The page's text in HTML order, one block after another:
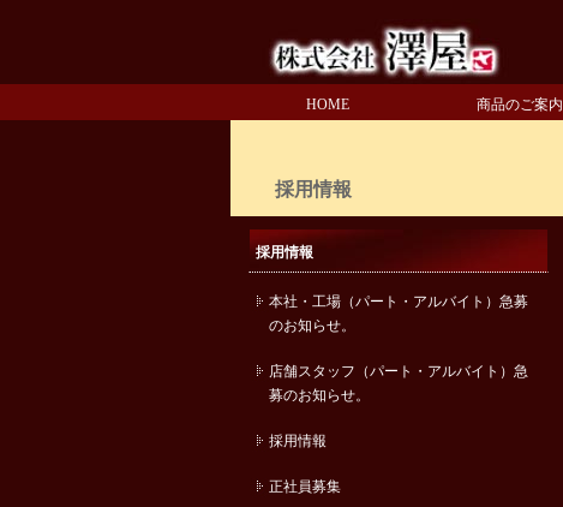
HOME 商品のご案内
採用情報
採用情報
本社・工場（パート・アルバイト）急募
のお知らせ。
店舗スタッフ（パート・アルバイト）急
募のお知らせ。
採用情報
正社員募集